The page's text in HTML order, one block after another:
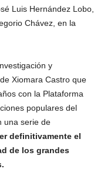
Luis Hernández Lobo,
Chávez, en la
y
Xiomara Castro que
con la Plataforma
populares del
una serie de
definitivamente el
de los grandes